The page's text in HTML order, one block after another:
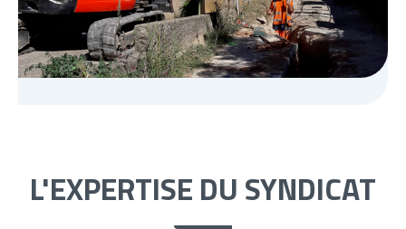
L'EXPERTISE DU SYNDICAT